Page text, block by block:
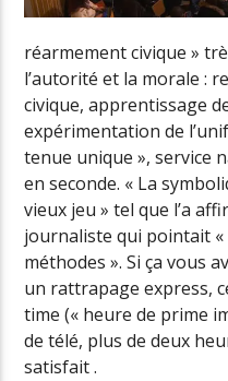
réarmement civique »
l’autorité et la morale :
civique, apprentissage
expérimentation de
tenue unique », service
en seconde. « La
vieux jeu » tel que l’a
journaliste qui pointait
méthodes ». Si ça vous
un rattrapage express,
time (« heure de prime
de télé, plus de deux
satisfait .